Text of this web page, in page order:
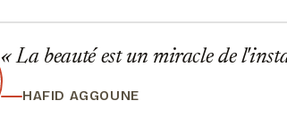
La beauté est un miracle de
HAFID AGGOUNE